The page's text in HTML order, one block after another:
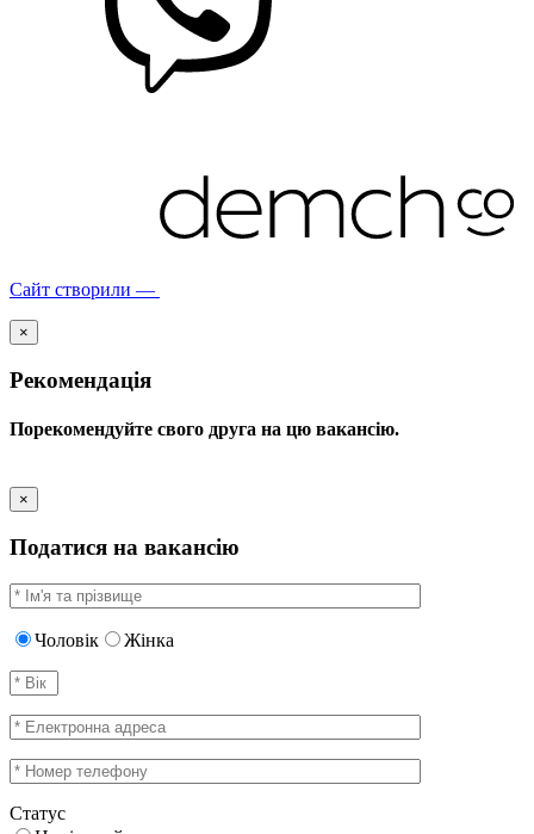
Сайт створили —
×
Рекомендація
Порекомендуйте свого друга на цю вакансію.
×
Податися на вакансію
Чоловік Жінка
Статус